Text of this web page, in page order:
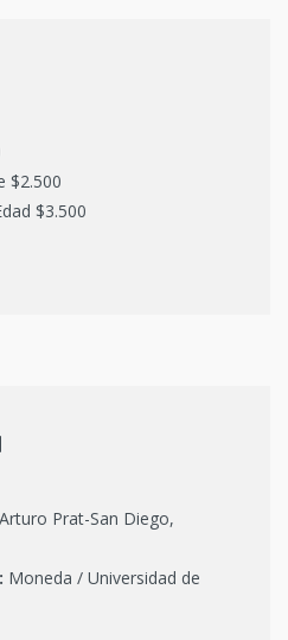
$2.500
$3.500
Prat-San Diego,
Moneda / Universidad de